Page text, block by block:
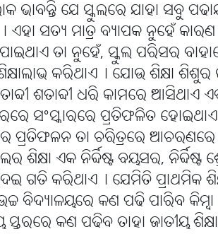
ଭାବନ୍ତି ଯେ ସ୍କୁଲରେ ଯାହା ସବୁ
ଏହା ସତ୍ୟ ମାତ୍ର ବ୍ୟାପକ ନୁହେଁ
ତା ନୁହେଁ, ସ୍କୁଲ ପରିସର
କରିଥାଏ୤ ଯୋଉ ଶିକ୍ଷା ଶିଶୁର
ଶତାବ୍ଦୀ ଧରି କାମରେ ଆସିଥାଏ
ସଂସ୍କାରରେ ପ୍ରତିଫଳିତ
ପ୍ରତିଫଳନ ତା ଚରିତ୍ରରେ
ଶିକ୍ଷା ଏକ ନିର୍ବ୍ଦିଷ୍ଟ ବୟସର, ନିର୍ବ୍ଦିଷ୍ଟ
ଦେଇ ଗତି କରିଥାଏ୤ ଯେମିତି ପ୍ରାଥମିକ
ବିଦ୍ୟାଳୟରେ କଣ ପଢି ପାରିବ କିମ୍ବା
ସ୍ତରରେ କଣ ପଢିବ ତାହା ଜାତୀୟ